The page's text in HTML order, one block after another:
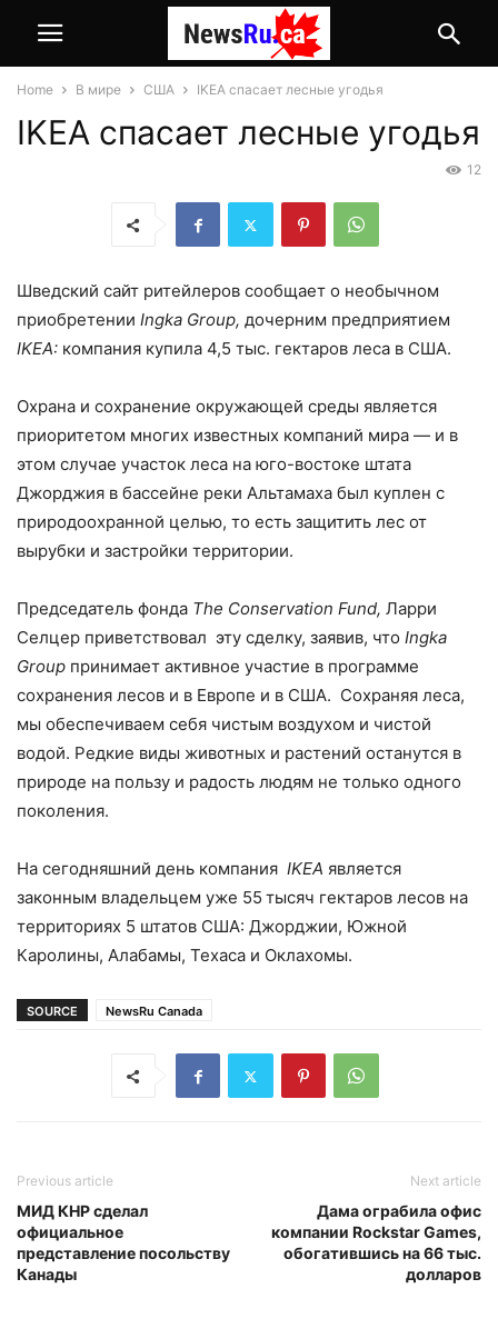
Home В мире США IKEA спасает лесные угодья
IKEA спасает лесные угодья
12
Шведский сайт ритейлеров сообщает о необычном
приобретении Ingka Group, дочерним предприятием
IKEA: компания купила 4,5 тыс. гектаров леса в США.
Охрана и сохранение окружающей среды является
приоритетом многих известных компаний мира — и в
этом случае участок леса на юго-востоке штата
Джорджия в бассейне реки Альтамаха был куплен с
природоохранной целью, то есть защитить лес от
вырубки и застройки территории.
Председатель фонда The Conservation Fund, Ларри
Селцер приветствовал эту сделку, заявив, что Ingka
Group принимает активное участие в программе
сохранения лесов и в Европе и в США. Сохраняя леса,
мы обеспечиваем себя чистым воздухом и чистой
водой. Редкие виды животных и растений останутся в
природе на пользу и радость людям не только одного
поколения.
На сегодняшний день компания IKEA является
законным владельцем уже 55 тысяч гектаров лесов на
территориях 5 штатов США: Джорджии, Южной
Каролины, Алабамы, Техаса и Оклахомы.
SOURCE NewsRu Canada
Previous article
МИД КНР сделал
официальное
представление посольству
Канады
Next article
Дама ограбила офис
компании Rockstar Games,
обогатившись на 66 тыс.
долларов